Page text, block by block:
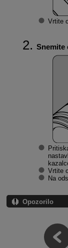
Vrtite
Snemite
Vrtite
Na
Opozorilo